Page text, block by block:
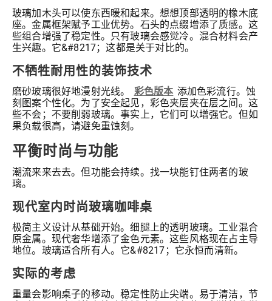
玻璃加木头可以使东西暖和起来。想想顶部透明的橡木底
座。金属框架赋予工业优势。石头的点缀增添了质感。这
些组合增强了稳定性。只有玻璃会感觉冷。混合材料会产
生兴趣。它&#8217；这都是关于对比的。
不牺牲耐用性的装饰技术
磨砂玻璃很好地漫射光线。 彩色版本 添加色彩流行。蚀
刻图案个性化。为了安全起见，彩色夹层夹在层之间。这
些不会；不要削弱玻璃。事实上，它们可以增强它。但如
果负载很高，请避免重蚀刻。
平衡时尚与功能
潮流来来去去。但功能会持续。找一块能钉住两者的玻
璃。
现代室内时尚玻璃咖啡桌
极简主义设计从基础开始。细腿上的透明玻璃。工业混合
原金属。现代奢华增添了金色元素。这些风格现在占主导
地位。玻璃适合所有人。它&#8217；它永恒而清新。
实际的考虑
重量会影响桌子的移动。稳定性防止尖端。易于清洁，节